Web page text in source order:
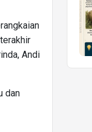
Andi
dan